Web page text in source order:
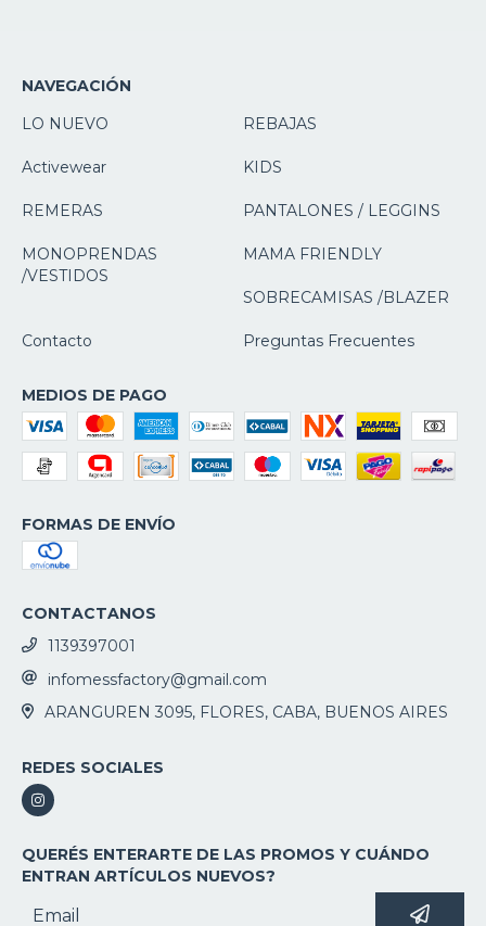
NAVEGACIÓN
LO NUEVO
REBAJAS
Activewear KIDS
REMERAS PANTALONES / LEGGINS
MONOPRENDAS
/VESTIDOS
MAMA FRIENDLY
SOBRECAMISAS /BLAZER
Contacto Preguntas Frecuentes
MEDIOS DE PAGO
FORMAS DE ENVÍO
CONTACTANOS
1139397001
infomessfactory@gmail.com
ARANGUREN 3095, FLORES, CABA, BUENOS AIRES
REDES SOCIALES
QUERÉS ENTERARTE DE LAS PROMOS Y CUÁNDO
ENTRAN ARTÍCULOS NUEVOS?